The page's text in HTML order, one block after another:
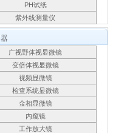
PH试纸
紫外线测量仪
广视野体视显微镜
变倍体视显微镜
视频显微镜
检查系统显微镜
金相显微镜
内窥镜
工作放大镜